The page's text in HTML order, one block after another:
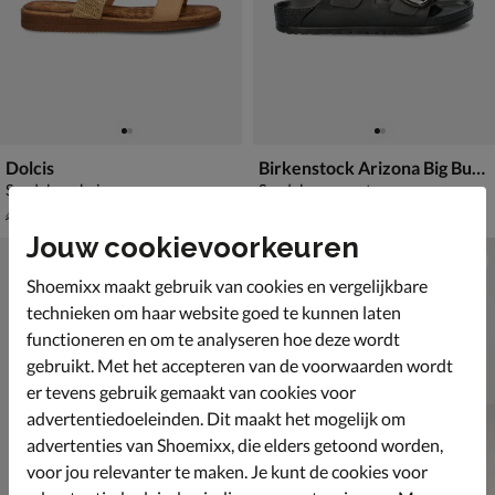
Dolcis
Sandalen - beige
van € 49,99 voor € 34,99
49
Birkenstock Arizona Big Buckle EVA
Sandalen - zwart
Jouw cookievoorkeuren
Shoemixx maakt gebruik van cookies en vergelijkbare
technieken om haar website goed te kunnen laten
functioneren en om te analyseren hoe deze wordt
gebruikt. Met het accepteren van de voorwaarden wordt
er tevens gebruik gemaakt van cookies voor
advertentiedoeleinden. Dit maakt het mogelijk om
advertenties van Shoemixx, die elders getoond worden,
voor jou relevanter te maken. Je kunt de cookies voor